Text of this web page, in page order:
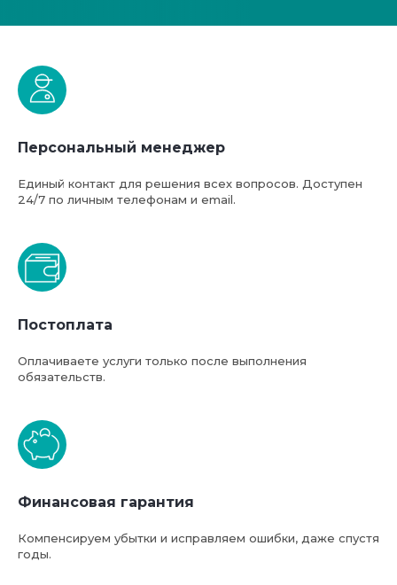
Персональный менеджер
Единый контакт для решения всех вопросов. Доступен
24/7 по личным телефонам и email.
Постоплата
Оплачиваете услуги только после выполнения
обязательств.
Финансовая гарантия
Компенсируем убытки и исправляем ошибки, даже спустя
годы.